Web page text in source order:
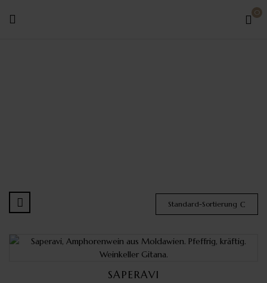
0
Standard-Sortierung
SAPERAVI